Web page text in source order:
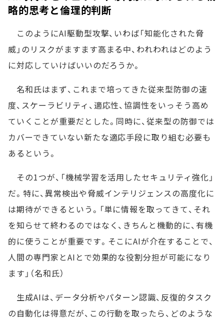
略的思考と倫理的判断
このようにAI駆動型攻撃、いわば「知能化された脅
威」のリスクがますます高まる中、われわれはどのよう
に対応していけばいいのだろうか。
名和氏はまず、これまで培ってきた従来型防御の速
度、スケーラビリティ、適応性、協調性をいっそう高め
ていくことが重要だとした。同時に、従来型の防御では
カバーできていない新たな適応手段に取り組む必要も
あるという。
その1つが、「機械学習を活用したセキュリティ強化」
だ。特に、異常検出や脅威インテリジェンスの高度化に
は期待ができるという。「単に情報を取ってきて、それ
を知らせて終わるのではなく、きちんと機動的に、有機
的に使うことが重要です。そこにAIが介在することで、
人間の専門家とAIとで効果的な役割分担が可能になり
ます」（名和氏）
生成AIは、データ分析やパターン認識、反復的タスク
の自動化は得意だが、この行動を取ったら、どのような